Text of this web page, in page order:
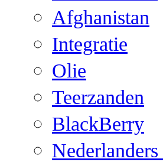
Afghanistan
Integratie
Olie
Teerzanden
BlackBerry